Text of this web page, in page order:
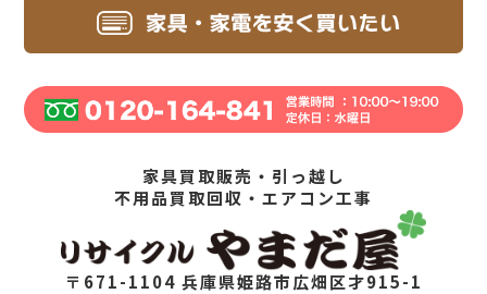
家具買取販売・引っ越し
不用品買取回収・エアコン工事
〒671-1104 兵庫県姫路市広畑区才915-1